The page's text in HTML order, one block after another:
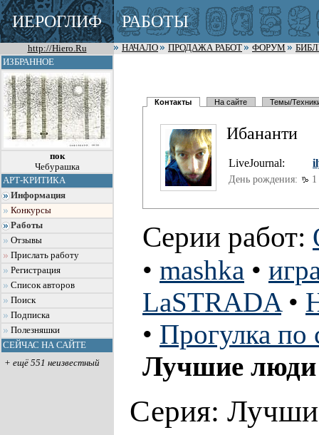
ИЕРОГЛИФ РАБОТЫ
http://Hiero.Ru НАЧАЛО ПРОДАЖА РАБОТ ФОРУМ
ИЗБРАННОЕ
пок
Чебурашка
АРТ-КРИТИКА
Информация
Конкурсы
Работы
Отзывы
Прислать работу
Регистрация
Список авторов
Поиск
Подписка
Полезняшки
СЕЙЧАС НА САЙТЕ
+ ещё 551 неизвестный
Контакты На сайте Темы/
Ибананти
LiveJournal:
День рождения:
Серии работ:
• mashka •
LaSTRADA•
• Прогулка по
Лучшие
Серия: